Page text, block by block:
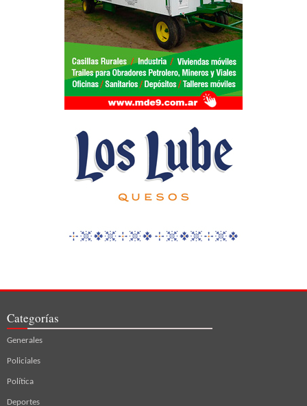
Categorías
Generales
Policiales
Política
Deportes